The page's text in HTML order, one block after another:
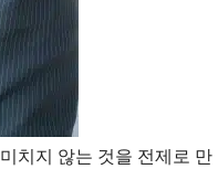
치지 않는 것을 전제로 만